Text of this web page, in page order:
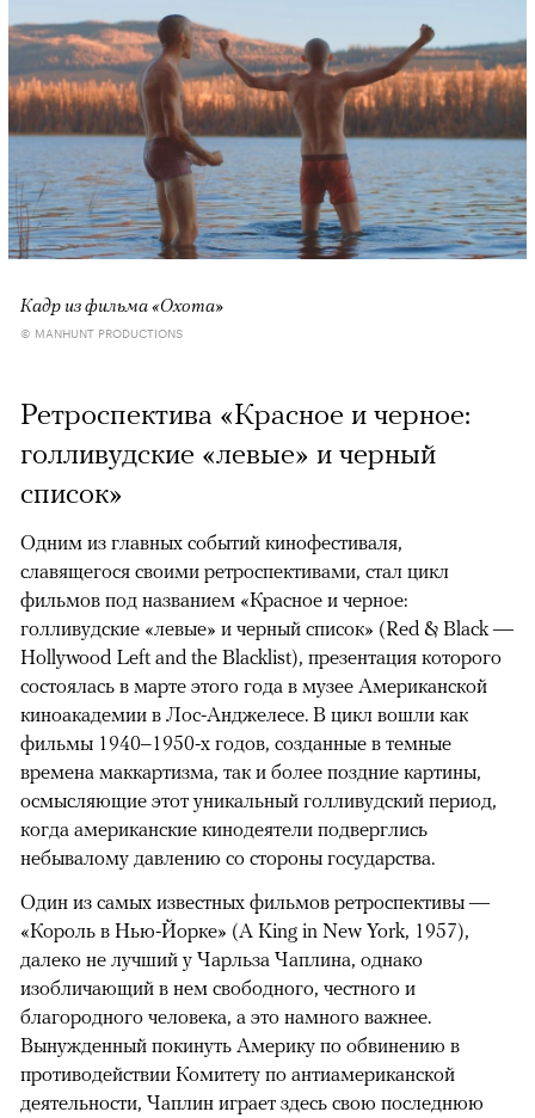
Кадр из фильма «Охота»
© MANHUNT PRODUCTIONS
Ретроспектива «Красное и черное:
голливудские «левые» и черный
список»
Одним из главных событий кинофестиваля,
славящегося своими ретроспективами, стал цикл
фильмов под названием «Красное и черное:
голливудские «левые» и черный список» (Red & Black —
Hollywood Left and the Blacklist), презентация которого
состоялась в марте этого года в музее Американской
киноакадемии в Лос-Анджелесе. В цикл вошли как
фильмы 1940–1950-х годов, созданные в темные
времена маккартизма, так и более поздние картины,
осмысляющие этот уникальный голливудский период,
когда американские кинодеятели подверглись
небывалому давлению со стороны государства.
Один из самых известных фильмов ретроспективы —
«Король в Нью-Йорке» (A King in New York, 1957),
далеко не лучший у Чарльза Чаплина, однако
изобличающий в нем свободного, честного и
благородного человека, а это намного важнее.
Вынужденный покинуть Америку по обвинению в
противодействии Комитету по антиамериканской
деятельности, Чаплин играет здесь свою последнюю